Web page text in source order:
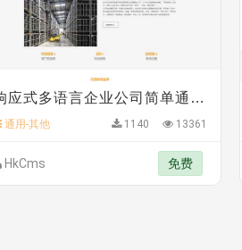
响应式多语言企业公司简单通用模板
通用-其他 1140 13361
HkCms 免费